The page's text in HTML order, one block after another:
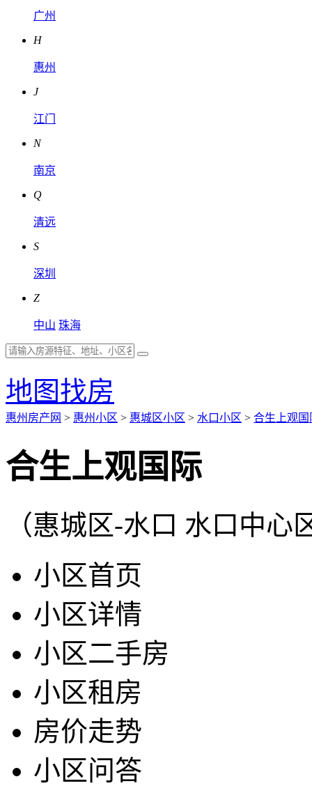
广州
H
惠州
J
江门
N
南京
Q
清远
S
深圳
Z
中山 珠海
地图找房
惠州房产网 > 惠州小区 > 惠城区小区 > 水口小区 > 合生上观国
合生上观国际
（惠城区-水口 水口中心
小区首页
小区详情
小区二手房
小区租房
房价走势
小区问答